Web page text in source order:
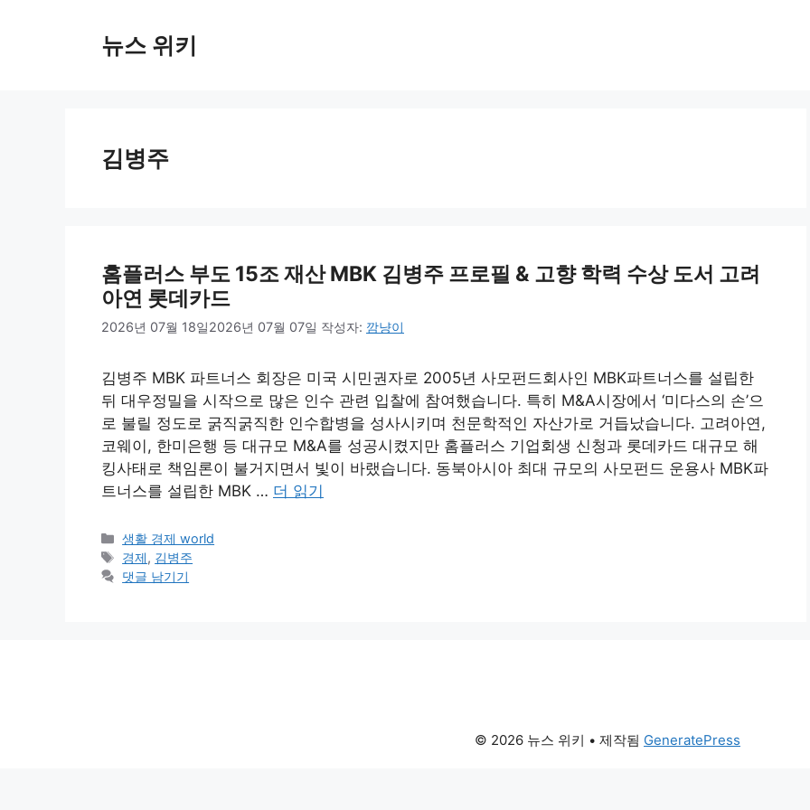
뉴스 위키
김병주
홈플러스 부도 15조 재산 MBK 김병주 프로필 & 고향 학력 수상 도서 고려
아연 롯데카드
2026년 07월 18일2026년 07월 07일 작성자: 깜냥이
김병주 MBK 파트너스 회장은 미국 시민권자로 2005년 사모펀드회사인 MBK파트너스를 설립한
뒤 대우정밀을 시작으로 많은 인수 관련 입찰에 참여했습니다. 특히 M&A시장에서 ‘미다스의 손’으
로 불릴 정도로 굵직굵직한 인수합병을 성사시키며 천문학적인 자산가로 거듭났습니다. 고려아연,
코웨이, 한미은행 등 대규모 M&A를 성공시켰지만 홈플러스 기업회생 신청과 롯데카드 대규모 해
킹사태로 책임론이 불거지면서 빛이 바랬습니다. 동북아시아 최대 규모의 사모펀드 운용사 MBK파
트너스를 설립한 MBK … 더 읽기
카
테
고
생활 경제 world
태
그
경제, 김병주
댓글 남기기
© 2026 뉴스 위키 • 제작됨 GeneratePress